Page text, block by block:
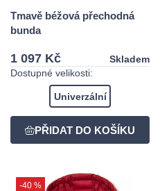
Tmavě béžová přechodná
bunda
1 097 Kč
Skladem
Dostupné velikosti:
Univerzální
-40 %